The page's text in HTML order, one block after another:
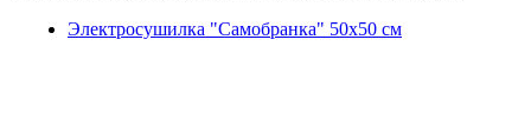
Электросушилка "Самобранка" 50х50 см